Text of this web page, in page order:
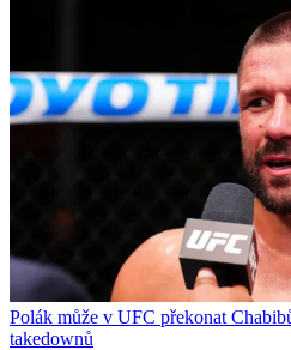
Polák může v UFC překonat
takedownů